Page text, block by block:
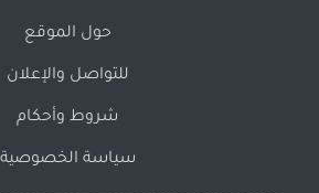
حول الموقع
للتواصل والإعلان
شروط وأحكام
سياسة الخصوصية